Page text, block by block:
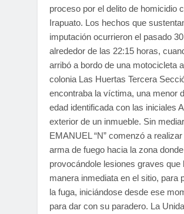
proceso por el delito de homicidio
Irapuato. Los hechos que
imputación ocurrieron el pasado
alrededor de las 22:15 horas,
arribó a bordo de una motocicleta
colonia Las Huertas Tercera
encontraba la víctima, una menor
edad identificada con las iniciales
exterior de un inmueble. Sin
EMANUEL “N” comenzó a
arma de fuego hacia la zona
provocándole lesiones graves
manera inmediata en el sitio, para
la fuga, iniciándose desde ese
para dar con su paradero. La